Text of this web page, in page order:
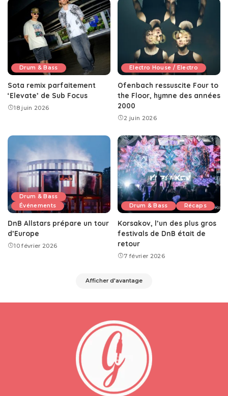
Drum & Bass
Sota remix parfaitement
‘Elevate’ de Sub Focus
18 juin 2026
Electro House / Electro
Ofenbach ressuscite Four to
the Floor, hymne des années
2000
2 juin 2026
Drum & Bass
Événements
DnB Allstars prépare un tour
d’Europe
10 février 2026
Drum & Bass Récaps
Korsakov, l’un des plus gros
festivals de DnB était de
retour
7 février 2026
Afficher d'avantage